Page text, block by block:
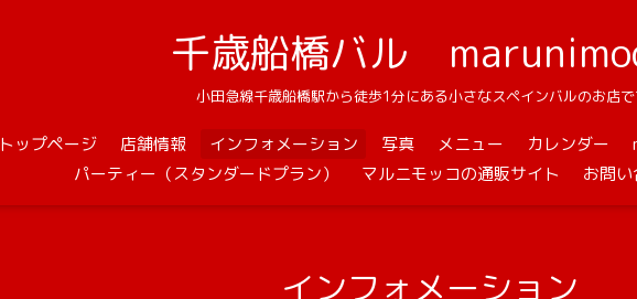
千歳船橋バル
小田急線千歳船橋駅から徒歩1分にある小さなスペインバルのお店で
トップページ 店舗情報 インフォメーション 写真 メニュー カレンダー
パーティー（スタンダードプラン）
マルニモッコの通販サイト お問
インフォメーション